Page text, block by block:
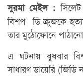
সুরমা মেইল :
বিশপ ডি ক্রুজকে
তার মুঠোফোনে পাঠানো
এ ঘটনায় বুধবার
সাধারণ ডায়েরি